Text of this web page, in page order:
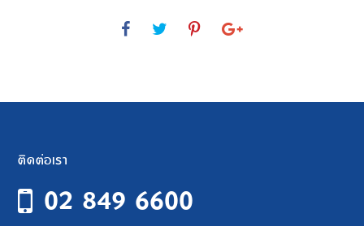
ติดต่อเรา
02 849 6600